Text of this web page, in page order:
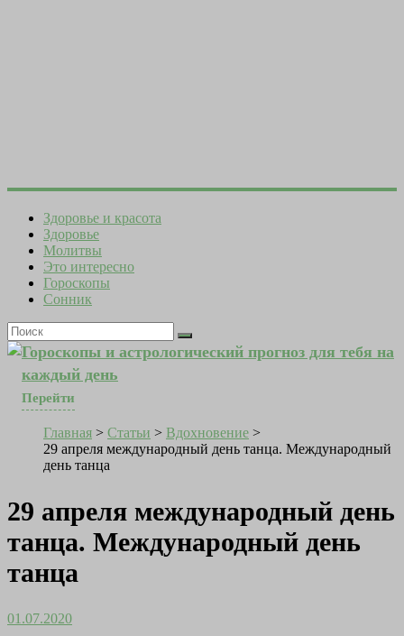
Здоровье и красота
Здоровье
Молитвы
Это интересно
Гороскопы
Сонник
Гороскопы и астрологический прогноз для тебя на
каждый день
Перейти
Главная > Статьи > Вдохновение >
29 апреля международный день танца. Международный
день танца
29 апреля международный день
танца. Международный день
танца
01.07.2020